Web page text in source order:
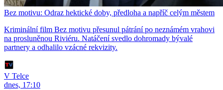
Bez motivu: Odraz hektické doby, předloha a napříč celým městem
Kriminální film Bez motivu přesunul pátrání po neznámém vrahovi
na prosluněnou Riviéru. Natáčení svedlo dohromady bývalé
partnery a odhalilo vzácné rekvizity.
V Telce
dnes, 17:10